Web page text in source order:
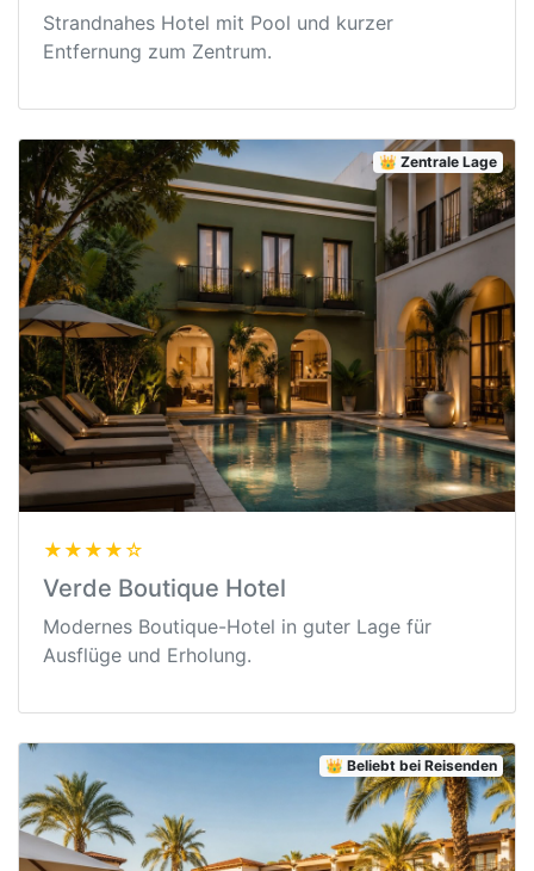
Strandnahes Hotel mit Pool und kurzer
Entfernung zum Zentrum.
👑 Zentrale Lage
★★★★☆
Verde Boutique Hotel
Modernes Boutique-Hotel in guter Lage für
Ausflüge und Erholung.
👑 Beliebt bei Reisenden